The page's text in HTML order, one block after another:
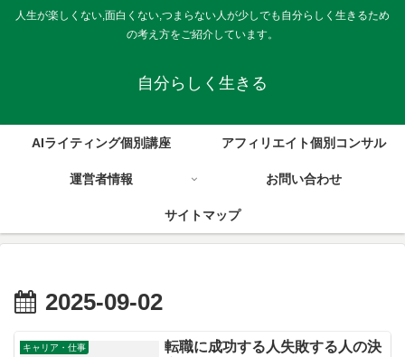
人生が楽しくない,面白くない,つまらない人が少しでも自分らしく生きるため
の考え方をご紹介しています。
自分らしく生きる
AIライティング個別講座 アフィリエイト個別コンサル
運営者情報 お問い合わせ
サイトマップ
2025-09-02
キャリア・仕事
転職に成功する人失敗する人の決